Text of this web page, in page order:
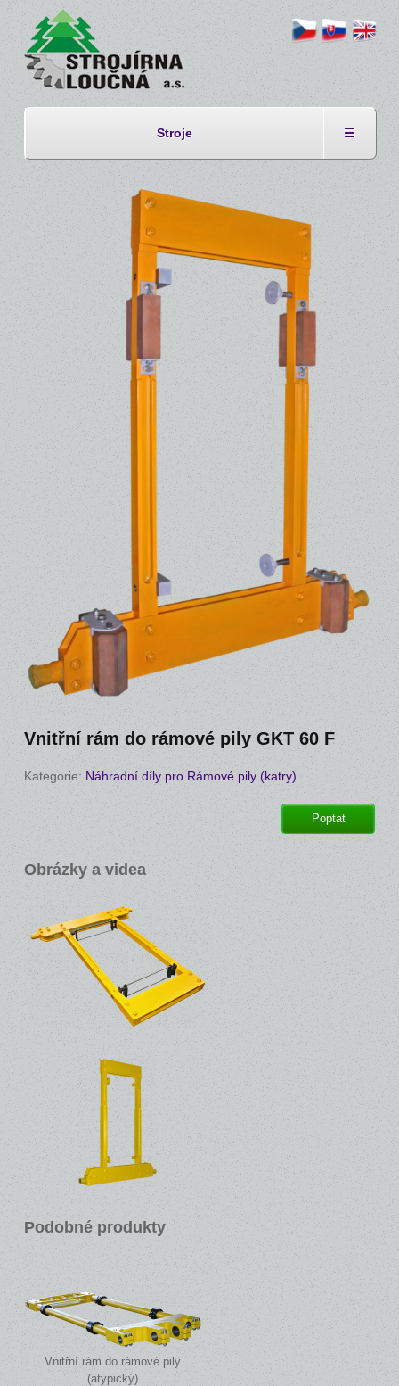
Stroje ☰
Vnitřní rám do rámové pily GKT 60 F
Kategorie: Náhradní díly pro Rámové pily (katry)
Poptat
Obrázky a videa
Podobné produkty
Vnitřní rám do rámové pily
(atypický)